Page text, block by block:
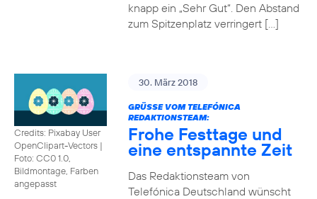
knapp ein „Sehr Gut“. Den Abstand
zum Spitzenplatz verringert […]
Credits: Pixabay User
OpenClipart-Vectors |
Foto: CC0 1.0,
Bildmontage, Farben
angepasst
30. März 2018
GRÜSSE VOM TELEFÓNICA R
EDAKTIONSTEAM:
Frohe Festtage und
eine entspannte Zeit
Das Redaktionsteam von
Telefónica Deutschland wünscht